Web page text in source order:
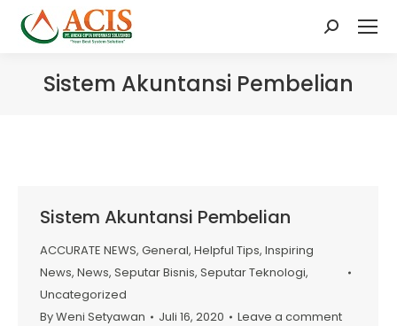
Search:
Sistem Akuntansi Pembelian
Sistem Akuntansi Pembelian
ACCURATE NEWS, General, Helpful Tips, Inspiring
News, News, Seputar Bisnis, Seputar Teknologi,
Uncategorized
ByWeni Setyawan Juli 16, 2020 Leave a comment